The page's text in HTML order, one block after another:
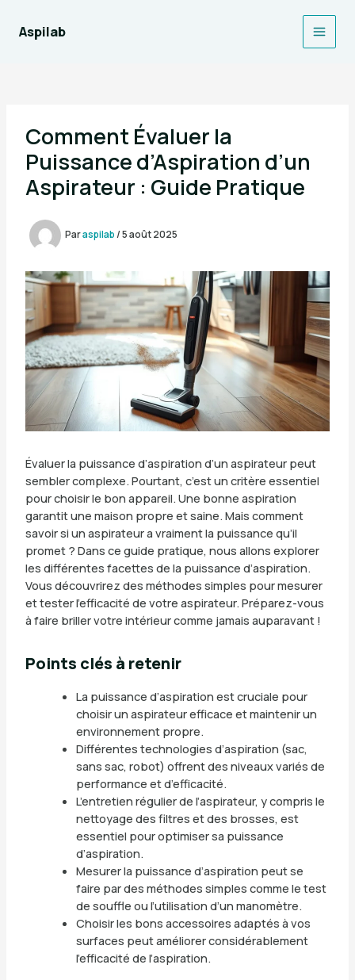
contenu
Aspilab
Main
Comment Évaluer la
Puissance d’Aspiration d’un
Aspirateur : Guide Pratique
Paraspilab/5 août 2025
Évaluer la puissance d’aspiration d’un aspirateur peut
sembler complexe. Pourtant, c’est un critère essentiel
pour choisir le bon appareil. Une bonne aspiration
garantit une maison propre et saine. Mais comment
savoir si un aspirateur a vraiment la puissance qu’il
promet ? Dans ce guide pratique, nous allons explorer
les différentes facettes de la puissance d’aspiration.
Vous découvrirez des méthodes simples pour mesurer
et tester l’efficacité de votre aspirateur. Préparez-vous
à faire briller votre intérieur comme jamais auparavant !
Points clés à retenir
La puissance d’aspiration est cruciale pour
choisir un aspirateur efficace et maintenir un
environnement propre.
Différentes technologies d’aspiration (sac,
sans sac, robot) offrent des niveaux variés de
performance et d’efficacité.
L’entretien régulier de l’aspirateur, y compris le
nettoyage des filtres et des brosses, est
essentiel pour optimiser sa puissance
d’aspiration.
Mesurer la puissance d’aspiration peut se
faire par des méthodes simples comme le test
de souffle ou l’utilisation d’un manomètre.
Choisir les bons accessoires adaptés à vos
surfaces peut améliorer considérablement
l’efficacité de l’aspiration.